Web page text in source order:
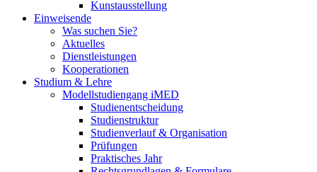
Kunstausstellung
Einweisende
Was suchen Sie?
Aktuelles
Dienstleistungen
Kooperationen
Studium & Lehre
Modellstudiengang iMED
Studienentscheidung
Studienstruktur
Studienverlauf & Organisation
Prüfungen
Praktisches Jahr